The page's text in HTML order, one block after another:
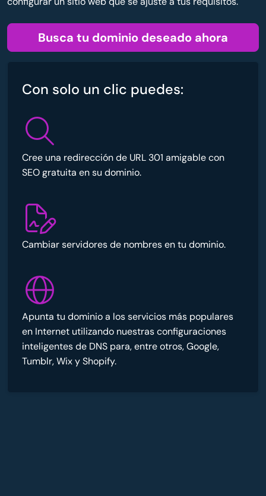
Busca tu dominio deseado ahora
Con solo un clic puedes:
Cree una redirección de URL 301 amigable con
SEO gratuita en su dominio.
Cambiar servidores de nombres en tu dominio.
Apunta tu dominio a los servicios más populares
en Internet utilizando nuestras configuraciones
inteligentes de DNS para, entre otros, Google,
Tumblr, Wix y Shopify.